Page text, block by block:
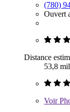
(780)
Ouvert
Distance
53,8
Voir